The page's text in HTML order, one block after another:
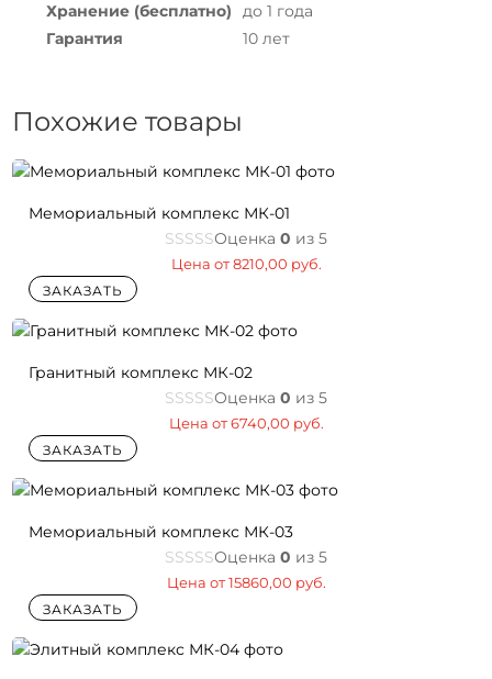
Хранение (бесплатно)
до 1 года
Гарантия
10 лет
Похожие товары
Мемориальный комплекс МК-01
Оценка 0 из 5
Цена от8210,00 руб.
ЗАКАЗАТЬ
Гранитный комплекс МК-02
Оценка 0 из 5
Цена от6740,00 руб.
ЗАКАЗАТЬ
Мемориальный комплекс МК-03
Оценка 0 из 5
Цена от15860,00 руб.
ЗАКАЗАТЬ